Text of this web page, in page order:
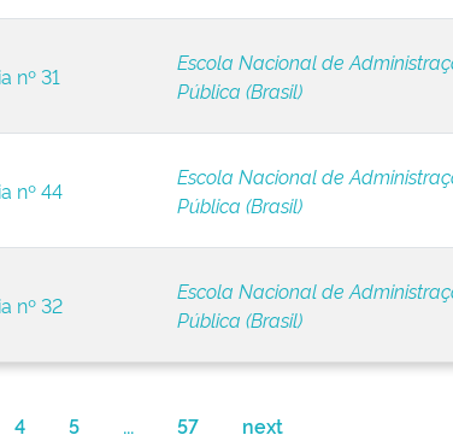
nº 31
Escola Nacional de
Pública (Brasil)
nº 44
Escola Nacional de
Pública (Brasil)
nº 32
Escola Nacional de
Pública (Brasil)
4 5 ... 57 next